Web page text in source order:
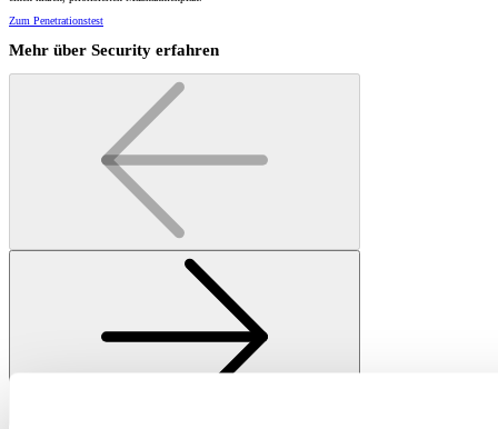
Zum Penetrationstest
Mehr über Security erfahren